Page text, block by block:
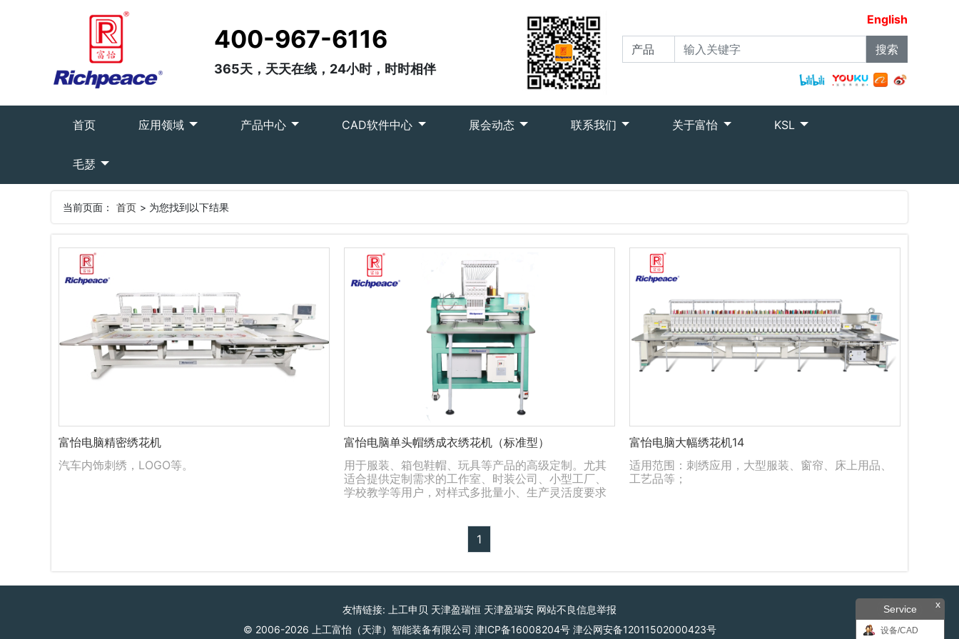
Service x
设备/CAD
400-967-6116
365天，天天在线，24小时，时时相伴
English
首页(current)应用领域 产品中心 CAD软件中心 展会动态 联系我们 关于富怡 KSL
毛瑟
当前页面： 首页 > 为您找到以下结果
富怡电脑精密绣花机
汽车内饰刺绣，LOGO等。
富怡电脑单头帽绣成衣绣花机（标准型）
用于服装、箱包鞋帽、玩具等产品的高级定制。尤其
适合提供定制需求的工作室、时装公司、小型工厂、
学校教学等用户，对样式多批量小、生产灵活度要求
富怡电脑大幅绣花机14
适用范围：刺绣应用，大型服装、窗帘、床上用品、
工艺品等；
1
友情链接: 上工申贝 天津盈瑞恒 天津盈瑞安 网站不良信息举报
© 2006-2026
上工富怡（天津）智能装备有限公司 津ICP备16008204号 津公网安备12011502000423号